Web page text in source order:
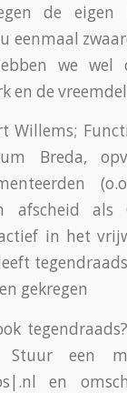
de eigen
eenmaal
we wel
en de
Willems;
Breda,
afscheid als
in het
gekregen
Stuur een
en